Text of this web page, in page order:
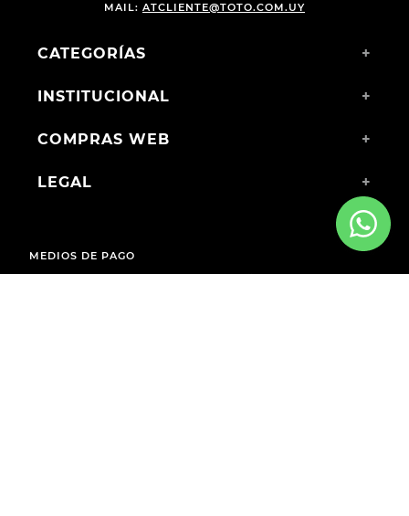
MAIL: ATCLIENTE@TOTO.COM.UY
CATEGORÍAS +
INSTITUCIONAL +
COMPRAS WEB +
LEGAL +
MEDIOS DE PAGO